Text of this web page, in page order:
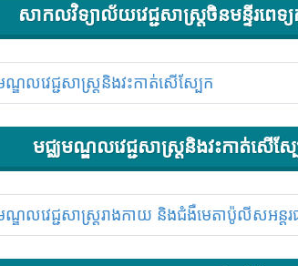
សាកលវិទ្យាល័យវេជ្ជសាស្ត្រចិនមន្ទីរពេទ្យ
មជ្ឈមណ្ឌលវេជ្ជសាស្រ្តនិងវះកាត់សើស្ប